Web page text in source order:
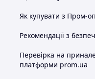
Як купувати з Пром-
Рекомендації з
Перевірка на
платформи prom.ua